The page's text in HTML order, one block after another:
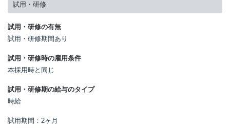
試用・研修
試用・研修の有無
試用・研修期間あり
試用・研修時の雇用条件
本採用時と同じ
試用・研修期の給与のタイプ
時給
試用期間：2ヶ月